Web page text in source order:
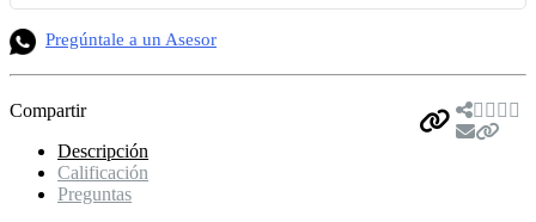
Pregúntale a un Asesor
Compartir
Descripción
Calificación
Preguntas